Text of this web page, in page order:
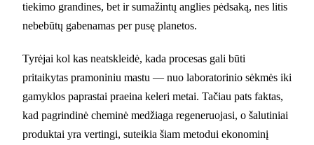
tiekimo grandines, bet ir sumažintų anglies pėdsaką, nes litis
nebebūtų gabenamas per pusę planetos.
Tyrėjai kol kas neatskleidė, kada procesas gali būti
pritaikytas pramoniniu mastu — nuo laboratorinio sėkmės iki
gamyklos paprastai praeina keleri metai. Tačiau pats faktas,
kad pagrindinė cheminė medžiaga regeneruojasi, o šalutiniai
produktai yra vertingi, suteikia šiam metodui ekonominį